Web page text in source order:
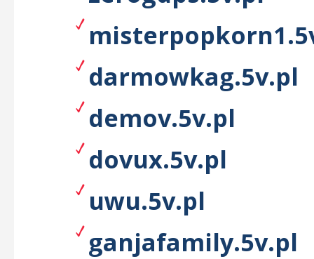
darmowkag.5v.pl
demov.5v.pl
dovux.5v.pl
uwu.5v.pl
ganjafamily.5v.pl